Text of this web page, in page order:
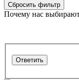
Сбросить фильтр
Почему нас